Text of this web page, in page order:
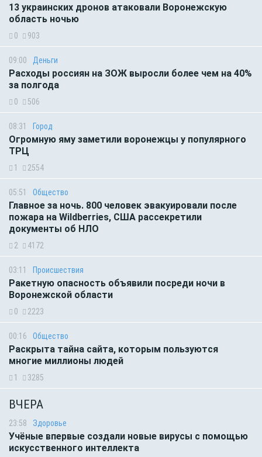
13 украинских дронов атаковали Воронежскую
область ночью
0 903
09:00 Деньги
Расходы россиян на ЗОЖ выросли более чем на 40%
за полгода
0 506
08:31 Город
Огромную яму заметили воронежцы у популярного
ТРЦ
1 2554
05:51 Общество
Главное за ночь. 800 человек эвакуировали после
пожара на Wildberries, США рассекретили
документы об НЛО
2 4172
03:11 Происшествия
Ракетную опасность объявили посреди ночи в
Воронежской области
0 2223
00:16 Общество
Раскрыта тайна сайта, которым пользуются
многие миллионы людей
1 3285
ВЧЕРА
23:58 Здоровье
Учёные впервые создали новые вирусы с помощью
искусственного интеллекта